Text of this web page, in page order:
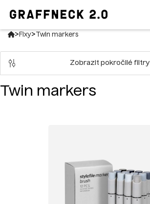
>Fixy> Twin markers
Zobrazit pokročilé filtry
Twin markers